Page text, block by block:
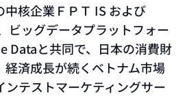
中核企業ＦＰＴ IS および
ビッグデータプラットフォー
Dataと共同で、日本の消費財
経済成長が続くベトナム市場
ンテストマーケティングサー